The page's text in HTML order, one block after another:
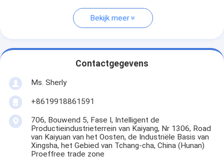
Bekijk meer
Contactgegevens
Ms. Sherly
+8619918861591
706, Bouwend 5, Fase I, Intelligent de
Productieindustrieterrein van Kaiyang, Nr 1306, Road
van Kaiyuan van het Oosten, de Industriële Basis van
Xingsha, het Gebied van Tchang-cha, China (Hunan)
Proeffree trade zone